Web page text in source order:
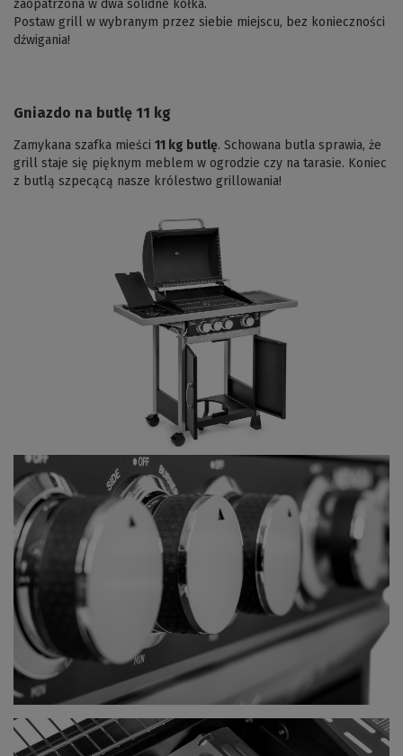
zaopatrzona w dwa solidne kółka.
Postaw grill w wybranym przez siebie miejscu, bez konieczności
dźwigania!
Gniazdo na butlę 11 kg
Zamykana szafka mieści 11 kg butlę. Schowana butla sprawia, że
grill staje się pięknym meblem w ogrodzie czy na tarasie. Koniec
z butlą szpecącą nasze królestwo grillowania!